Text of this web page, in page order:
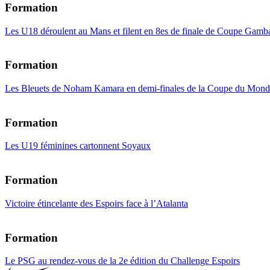
Formation
Les U18 déroulent au Mans et filent en 8es de finale de Coupe
Formation
Les Bleuets de Noham Kamara en demi-finales de la Coupe du
Formation
Les U19 féminines cartonnent Soyaux
Formation
Victoire étincelante des Espoirs face à l’Atalanta
Formation
Le PSG au rendez-vous de la 2e édition du Challenge Espoirs